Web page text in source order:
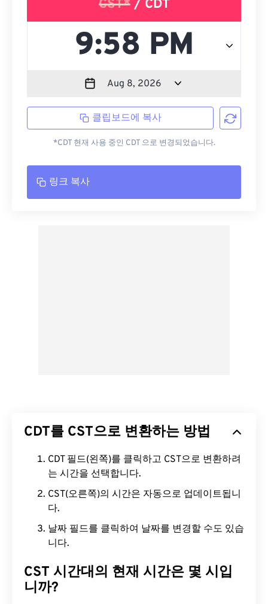
CST*/ CDT
클립보드에 복사
*CDT 현재 사용 중인 CDT 으로 변경되었습니다.
링크 복사
CDT를 CST으로 변환하는 방법
CDT 필드(왼쪽)를 클릭하고 CST으로 변환하려
는 시간을 선택합니다.
CST(오른쪽)의 시간은 자동으로 업데이트됩니
다.
날짜 필드를 클릭하여 날짜를 변경할 수도 있습
니다.
CST 시간대의 현재 시간은 몇 시입
니까?